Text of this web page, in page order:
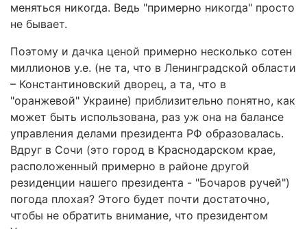
меняться никогда. Ведь "примерно никогда" просто
не бывает.
Поэтому и дачка ценой примерно несколько сотен
миллионов у.е. (не та, что в Ленинградской области
– Константиновский дворец, а та, что в
"оранжевой" Украине) приблизительно понятно, как
может быть использована, раз уж она на балансе
управления делами президента РФ образовалась.
Вдруг в Сочи (это город в Краснодарском крае,
расположенный примерно в районе другой
резиденции нашего президента - "Бочаров ручей")
погода плохая? Этого будет почти достаточно,
чтобы не обратить внимание, что президентом